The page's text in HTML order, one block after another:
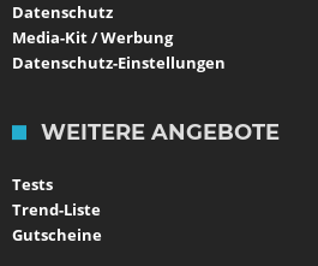
Datenschutz
Media-Kit / Werbung
Datenschutz-Einstellungen
WEITERE ANGEBOTE
Tests
Trend-Liste
Gutscheine